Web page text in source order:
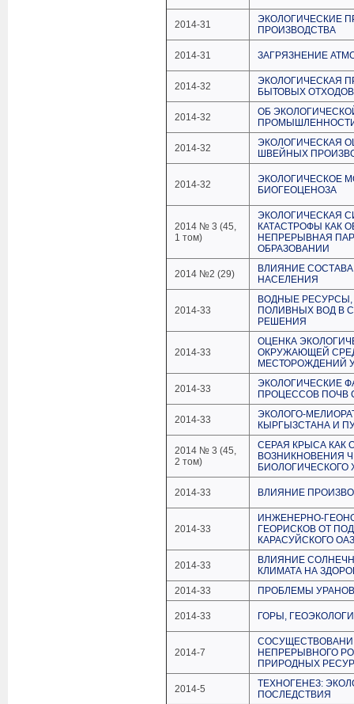
2014-31
ЭКОЛОГИЧЕСКИЕ
ПРОИЗВОДСТВА
2014-31 ЗАГРЯЗНЕНИЕ
2014-32
ЭКОЛОГИЧЕСКАЯ
БЫТОВЫХ ОТХОДОВ
2014-32
ОБ
2014-32
ЭКОЛОГИЧЕСКАЯ
ШВЕЙНЫХ
2014-32
ЭКОЛОГИЧЕСКОЕ
БИОГЕОЦЕНОЗА
2014 № 3 (45,
1 том)
ЭКОЛОГИЧЕСКАЯ
КАТАСТРОФЫ КАК
НЕПРЕРЫВНАЯ
ОБРАЗОВАНИИ
2014 №2 (29)
ВЛИЯНИЕ
НАСЕЛЕНИЯ
2014-33
ВОДНЫЕ
ПОЛИВНЫХ ВОД В
РЕШЕНИЯ
2014-33
ОЦЕНКА
ОКРУЖАЮЩЕЙ
МЕСТОРОЖДЕНИЙ
2014-33
ЭКОЛОГИЧЕСКИЕ
ПРОЦЕССОВ ПОЧВ
2014-33
ЭКОЛОГО-
КЫРГЫЗСТАНА И
2014 № 3 (45,
2 том)
СЕРАЯ КРЫСА КАК
ВОЗНИКНОВЕНИЯ
БИОЛОГИЧЕСКОГО
2014-33 ВЛИЯНИЕ
2014-33
ИНЖЕНЕРНО-
ГЕОРИСКОВ ОТ
КАРАСУЙСКОГО
2014-33
ВЛИЯНИЕ
КЛИМАТА НА
2014-33
ПРОБЛЕМЫ
2014-33 ГОРЫ,
2014-7
НЕПРЕРЫВНОГО
ПРИРОДНЫХ
2014-5
ТЕХНОГЕНЕЗ:
ПОСЛЕДСТВИЯ